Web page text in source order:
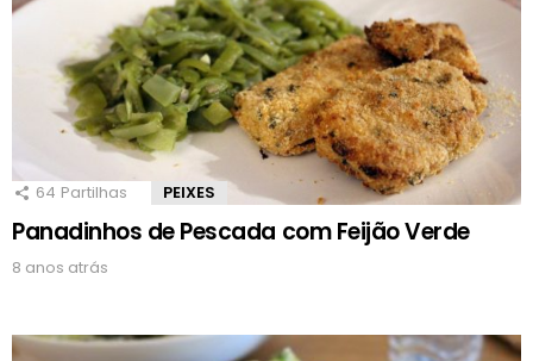
64 Partilhas PEIXES
Panadinhos de Pescada com Feijão Verde
8 anos atrás